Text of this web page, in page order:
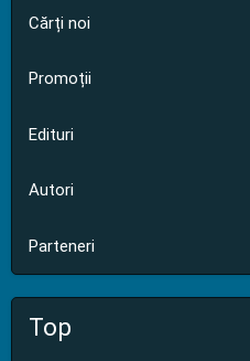
Cărți noi
Promoții
Edituri
Autori
Parteneri
Top